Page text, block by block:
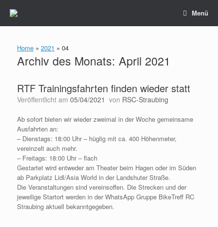
Inhalt
Menü
Home » 2021 » 04
Archiv des Monats: April 2021
RTF Trainingsfahrten finden wieder statt
Veröffentlicht am 05/04/2021 von RSC-Straubing
Ab sofort bieten wir wieder zweimal in der Woche gemeinsame
Ausfahrten an:
– Dienstags: 18:00 Uhr – hüglig mit ca. 400 Höhenmeter,
vereinzelt auch mehr.
– Freitags: 18:00 Uhr – flach
Gestartet wird entweder am Theater beim Hagen oder im Süden
ab Parkplatz Lidl/Asia World in der Landshuter Straße.
Die Veranstaltungen sind vereinsoffen. Die Strecken und der
jeweilige Startort werden in der WhatsApp Gruppe BikeTreff RC
Straubing aktuell bekanntgegeben.